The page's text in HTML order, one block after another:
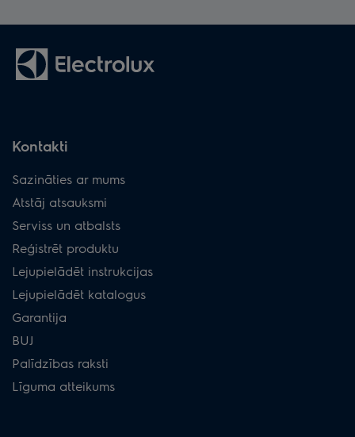
Kontakti
Sazināties ar mums
Atstāj atsauksmi
Serviss un atbalsts
Reģistrēt produktu
Lejupielādēt instrukcijas
Lejupielādēt katalogus
Garantija
BUJ
Palīdzības raksti
Līguma atteikums